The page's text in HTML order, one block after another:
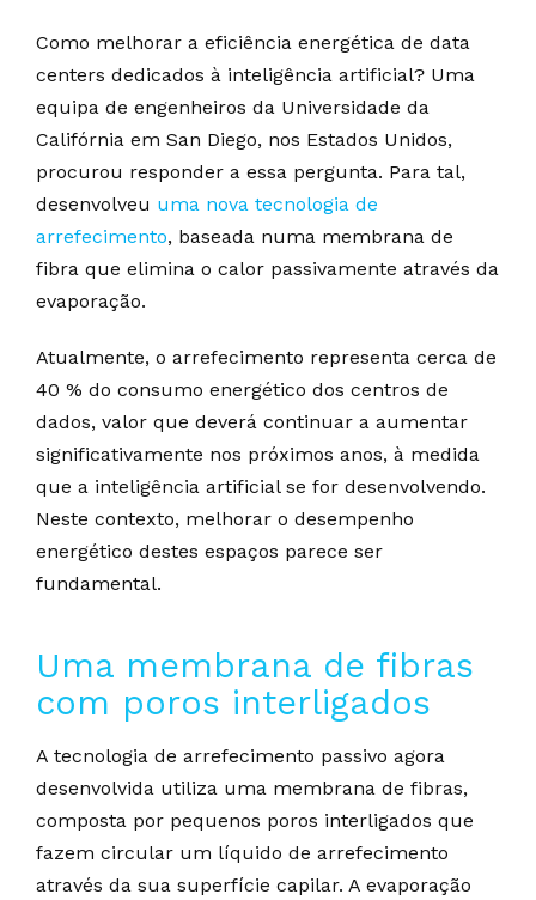
Como melhorar a eficiência energética de data
centers dedicados à inteligência artificial? Uma
equipa de engenheiros da Universidade da
Califórnia em San Diego, nos Estados Unidos,
procurou responder a essa pergunta. Para tal,
desenvolveu uma nova tecnologia de
arrefecimento, baseada numa membrana de
fibra que elimina o calor passivamente através da
evaporação.
Atualmente, o arrefecimento representa cerca de
40 % do consumo energético dos centros de
dados, valor que deverá continuar a aumentar
significativamente nos próximos anos, à medida
que a inteligência artificial se for desenvolvendo.
Neste contexto, melhorar o desempenho
energético destes espaços parece ser
fundamental.
Uma membrana de fibras
com poros interligados
A tecnologia de arrefecimento passivo agora
desenvolvida utiliza uma membrana de fibras,
composta por pequenos poros interligados que
fazem circular um líquido de arrefecimento
através da sua superfície capilar. A evaporação